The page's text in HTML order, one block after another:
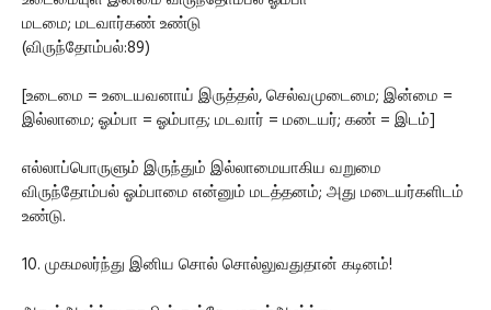
மடமை; மடவார்கண் உண்டு
(விருந்தோம்பல்:89)
[உடைமை = உடையவனாய் இருத்தல், செல்வமுடைமை; இன்மை =
இல்லாமை; ஓம்பா = ஓம்பாத; மடவார் = மடையர்; கண் = இடம்]
எல்லாப்பொருளும் இருந்தும் இல்லாமையாகிய வறுமை
விருந்தோம்பல் ஓம்பாமை என்னும் மடத்தனம்; அது மடையர்களிடம்
உண்டு.
10. முகமலர்ந்து இனிய சொல் சொல்லுவதுதான் கடினம்!